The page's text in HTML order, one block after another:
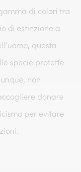
di colori tra
di estinzione a
questa
specie protette
non
donare
per evitare